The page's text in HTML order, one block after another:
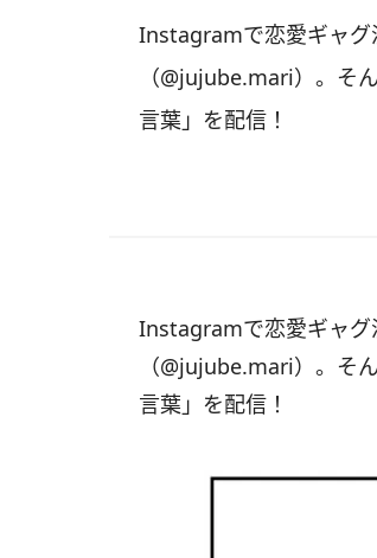
Instagramで恋愛ギャ
（@jujube.mari）。
言葉」を配信！
Instagramで恋愛ギャ
（@jujube.mari）。
言葉」を配信！